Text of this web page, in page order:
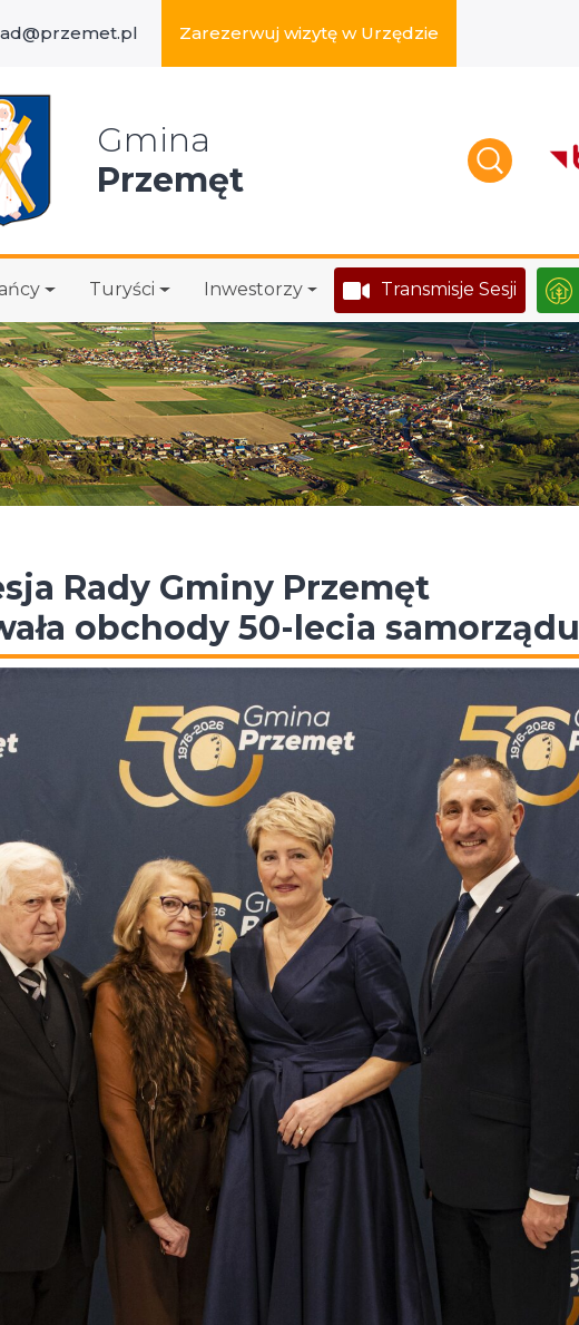
Zarezerwuj wizytę w Urzędzie
Gmina
Przemęt
Turyści Inwestorzy Transmisje Sesji
Rady Gminy Przemęt
obchody 50-lecia samorządu
Wyszukaj w serwisie